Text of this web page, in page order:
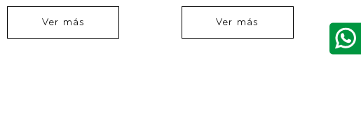
clínica y terapéutica en
cuidados críticos
Ver más
Intensivos Pediátricos -
SLACIP
Ver más